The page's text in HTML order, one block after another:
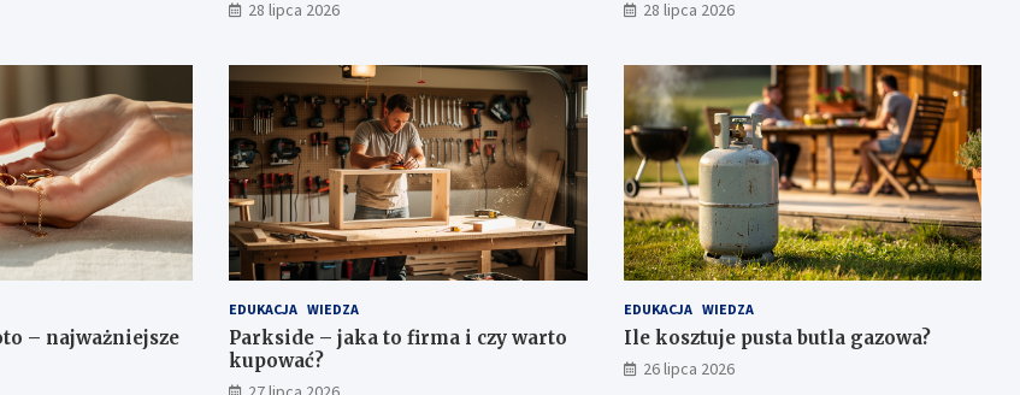
28 lipca 2026 28 lipca 2026
– najważniejsze
EDUKACJA WIEDZA
Parkside – jaka to firma i czy warto
kupować?
EDUKACJA WIEDZA
Ile kosztuje pusta butla gazowa?
26 lipca 2026